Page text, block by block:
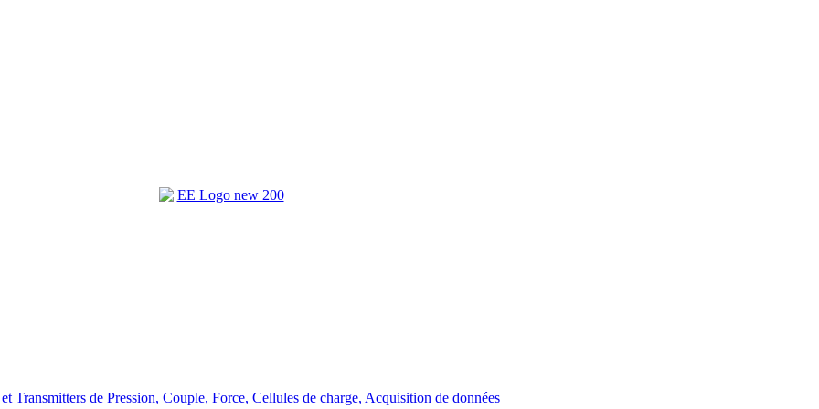
Transmitters de Pression, Couple, Force, Cellules de charge, Acquisition de données